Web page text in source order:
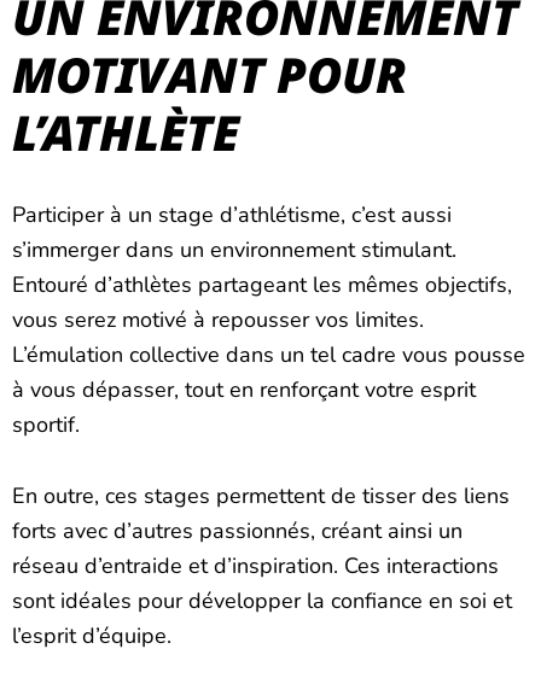
UN ENVIRONNEMENT
MOTIVANT POUR
L’ATHLÈTE
Participer à un stage d’athlétisme, c’est aussi
s’immerger dans un environnement stimulant.
Entouré d’athlètes partageant les mêmes objectifs,
vous serez motivé à repousser vos limites.
L’émulation collective dans un tel cadre vous pousse
à vous dépasser, tout en renforçant votre esprit
sportif.
En outre, ces stages permettent de tisser des liens
forts avec d’autres passionnés, créant ainsi un
réseau d’entraide et d’inspiration. Ces interactions
sont idéales pour développer la confiance en soi et
l’esprit d’équipe.